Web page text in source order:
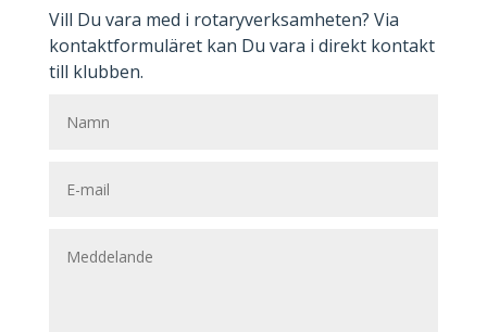
Vill Du vara med i rotaryverksamheten? Via
kontaktformuläret kan Du vara i direkt kontakt
till klubben.